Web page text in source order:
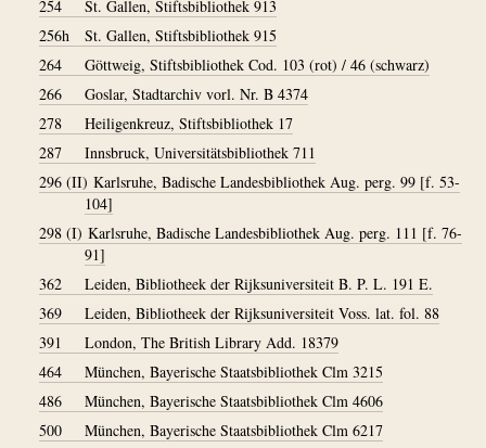
254
St. Gallen, Stiftsbibliothek 913
256h
St. Gallen, Stiftsbibliothek 915
264
Göttweig, Stiftsbibliothek Cod. 103 (rot) / 46 (schwarz)
266
Goslar, Stadtarchiv vorl. Nr. B 4374
278
Heiligenkreuz, Stiftsbibliothek 17
287
Innsbruck, Universitätsbibliothek 711
296 (II) Karlsruhe, Badische Landesbibliothek Aug. perg. 99 [f. 53-
104]
298 (I) Karlsruhe, Badische Landesbibliothek Aug. perg. 111 [f. 76-
91]
362
Leiden, Bibliotheek der Rijksuniversiteit B. P. L. 191 E.
369
Leiden, Bibliotheek der Rijksuniversiteit Voss. lat. fol. 88
391
London, The British Library Add. 18379
464
München, Bayerische Staatsbibliothek Clm 3215
486
München, Bayerische Staatsbibliothek Clm 4606
500
München, Bayerische Staatsbibliothek Clm 6217